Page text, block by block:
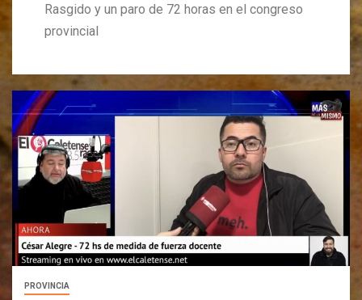
Rasgido y un paro de 72 horas en el congreso
provincial
PROVINCIA